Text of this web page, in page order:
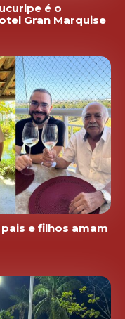
é o
Gran Marquise
e filhos amam